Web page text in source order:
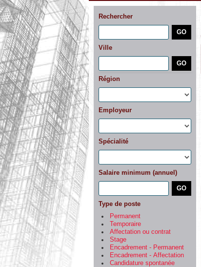
Rechercher
Ville
Région
Employeur
Spécialité
Salaire minimum (annuel)
Type de poste
Permanent
Temporaire
Affectation ou contrat
Stage
Encadrement - Permanent
Encadrement - Affectation
Candidature spontanée